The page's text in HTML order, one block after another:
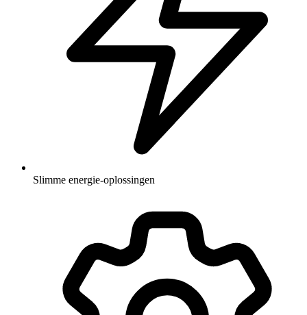
Slimme energie-oplossingen